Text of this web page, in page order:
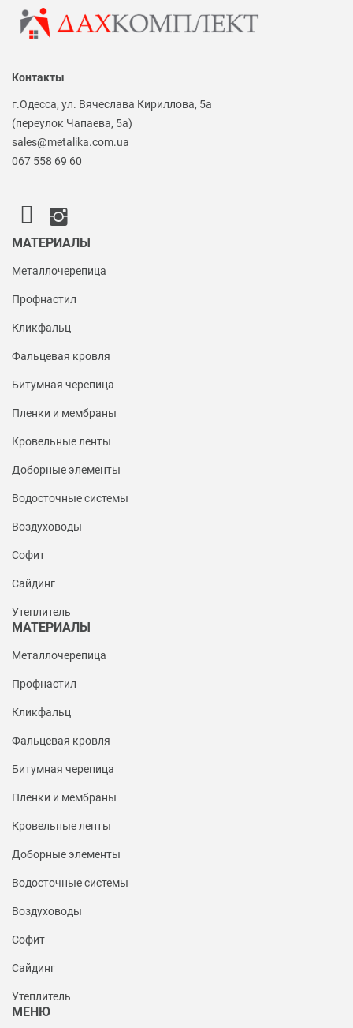
Контакты
г.Одесса, ул. Вячеслава Кириллова, 5а
(переулок Чапаева, 5а)
sales@metalika.com.ua
067 558 69 60
МАТЕРИАЛЫ
Металлочерепица
Профнастил
Кликфальц
Фальцевая кровля
Битумная черепица
Пленки и мембраны
Кровельные ленты
Доборные элементы
Водосточные системы
Воздуховоды
Софит
Сайдинг
Утеплитель
МАТЕРИАЛЫ
Металлочерепица
Профнастил
Кликфальц
Фальцевая кровля
Битумная черепица
Пленки и мембраны
Кровельные ленты
Доборные элементы
Водосточные системы
Воздуховоды
Софит
Сайдинг
Утеплитель
МЕНЮ